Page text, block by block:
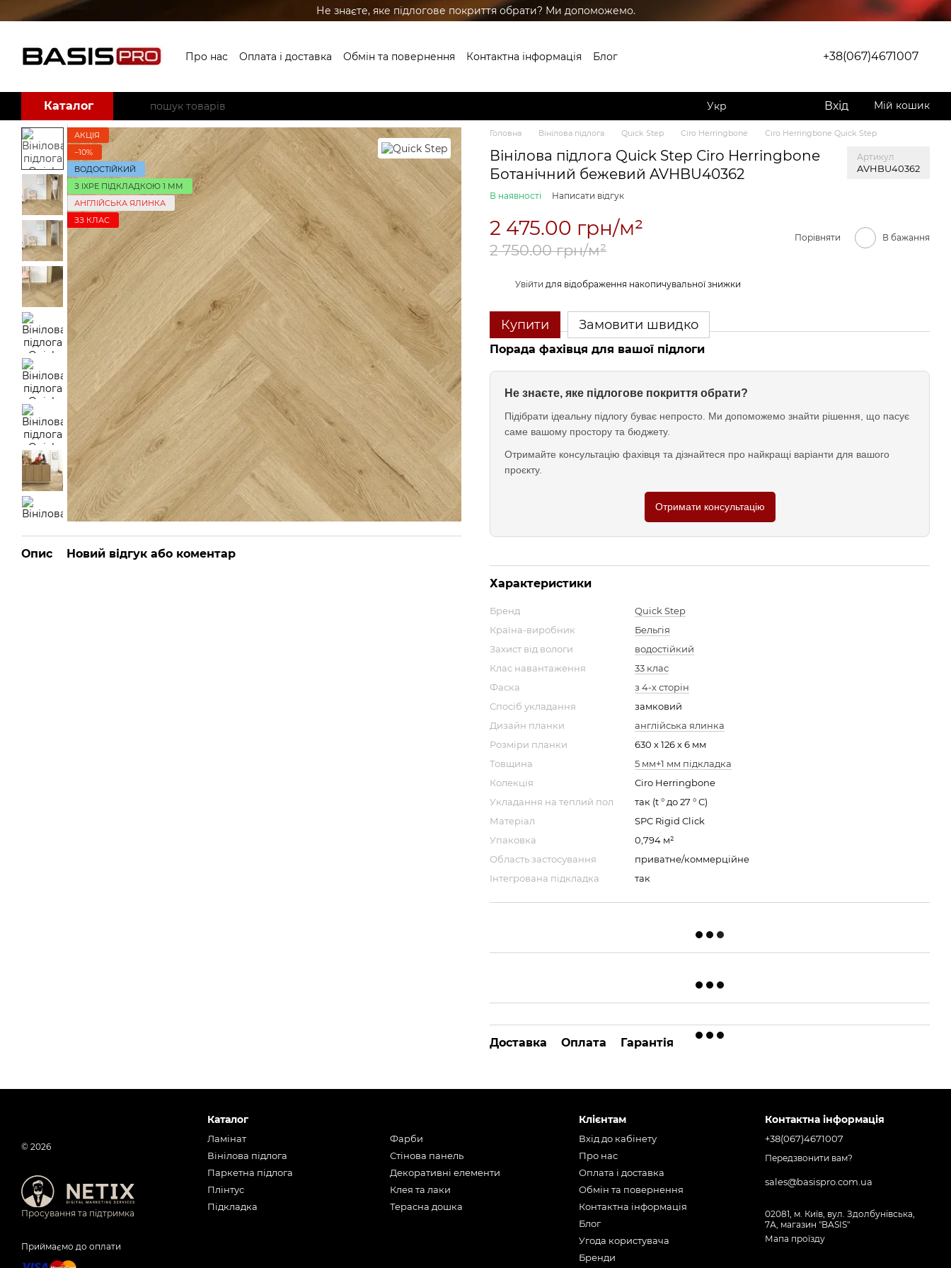
Перейти до основного контенту Не знаєте, яке підлогове покриття обрати? Ми допоможемо.
Про нас Оплата і доставка Обмін та повернення Контактна інформація
Блог
+38(067)4671007
Каталог Укр Вхід Мій кошик
АКЦІЯ
−10%
ВОДОСТІЙКИЙ
З IXPE ПІДКЛАДКОЮ 1 ММ
АНГЛІЙСЬКА ЯЛИНКА
ЗЗ КЛАС
Опис Новий відгук або коментар
Головна Вінілова підлога Quick Step Сiro Herringbone Сiro Herringbone Quick Step
Вінілова підлога Quick Step Сiro Herringbone
Ботанічний бежевий AVHBU40362
Артикул
AVHBU40362
В наявності Написати відгук
2 475.00 грн/м²
2 750.00 грн/м²
Порівняти В бажання
Увійти для відображення накопичувальної знижки
Купити Замовити швидко
Порада фахівця для вашої підлоги
Не знаєте, яке підлогове покриття обрати?
Підібрати ідеальну підлогу буває непросто. Ми допоможемо знайти рішення, що пасує
саме вашому простору та бюджету.
Отримайте консультацію фахівця та дізнайтеся про найкращі варіанти для вашого
проєкту.
Отримати консультацію
Характеристики
Бренд
Quick Step
Країна-виробник
Бельгія
Захист від вологи
водостійкий
Клас навантаження
33 клас
Фаска
з 4-х сторін
Спосіб укладання
замковий
Дизайн планки
англійська ялинка
Розміри планки
630 х 126 х 6 мм
Товщина
5 мм+1 мм підкладка
Колекція
Сiro Herringbone
Укладання на теплий пол
так (t ° до 27 ° С)
Матеріал
SPC Rigid Click
Упаковка
0,794 м²
Область застосування
приватне/коммерційне
Інтегрована підкладка
так
Доставка Оплата Гарантія
© 2026
Просування та підтримка
Приймаємо до оплати
Каталог
Ламінат
Вінілова підлога
Паркетна підлога
Плінтус
Підкладка
Фарби
Стінова панель
Декоративні елементи
Клея та лаки
Терасна дошка
Клієнтам
Вхід до кабінету
Про нас
Оплата і доставка
Обмін та повернення
Контактна інформація
Блог
Угода користувача
Бренди
Контактна інформація
+38(067)4671007
Передзвонити вам?
sales@basispro.com.ua
02081, м. Київ, вул. Здолбунівська,
7А, магазин "BASIS"
Мапа проїзду